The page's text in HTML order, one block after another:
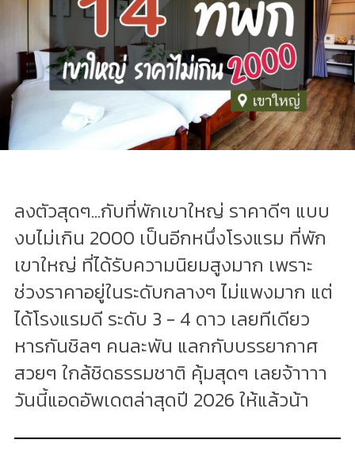
ลงตัวสุดๆ...กับที่พักเขาใหญ่ ราคาดีๆ แบบ
งบไม่เกิน 2000 เป็นอีกหนึ่งโรงแรม ที่พัก
เขาใหญ่ ที่ได้รับความนิยมสูงมาก เพราะ
ช่วงราคาอยู่ในระดับกลางๆ ไม่แพงมาก แต่
ได้โรงแรมดี ระดับ 3 - 4 ดาว เลยทีเดียว
หารกันชิลๆ คนละพัน แลกกับบรรยากาศ
สวยๆ ใกล้ชิดธรรมชาติ คุ้มสุดๆ เลยจ้าาาา
วันนี้แอดอัพเดตล่าสุดปี 2026 ให้แล้วน้า